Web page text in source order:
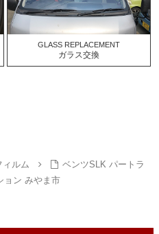
GLASS REPLACEMENT
ガラス交換
ルム
ベンツSLK パートラ
ョン みやま市